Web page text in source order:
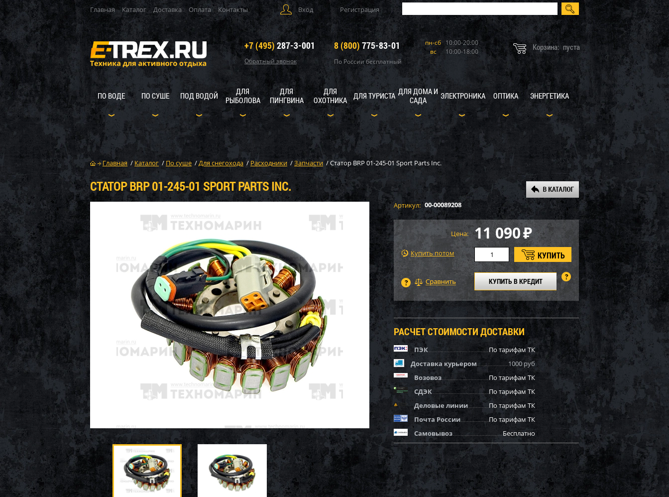
Главная Каталог Доставка Оплата Контакты Вход Регистрация
+7 (495) 287-3-001
Обратный звонок
8 (800) 775-83-01
По России бесплатный
пн-сб 10:00-20:00
вс
10:00-18:00 Корзина: пуста
ПО ВОДЕ ПО СУШЕ ПОД ВОДОЙ
ДЛЯ
РЫБОЛОВА
ДЛЯ
ПИНГВИНА
ДЛЯ
ОХОТНИКА
ДЛЯ ТУРИСТА ДЛЯ ДОМА И
САДА
ЭЛЕКТРОНИКА ОПТИКА ЭНЕРГЕТИКА
Главная / Каталог / По суше /Для снегохода / Расходники /Запчасти /Статор BRP 01-245-01 Sport Parts Inc.
СТАТОР BRP 01-245-01 SPORT PARTS INC.
Артикул: 00-00089208
Цена: 11 090₽
Купить потом
КУПИТЬ В КРЕДИТ
РАСЧЕТ СТОИМОСТИ ДОСТАВКИ
ПЭК
По тарифам ТК
Доставка курьером
1000 руб
Возовоз
По тарифам ТК
СДЭК
По тарифам ТК
Деловые линии
По тарифам ТК
Почта России
По тарифам ТК
Самовывоз
Бесплатно